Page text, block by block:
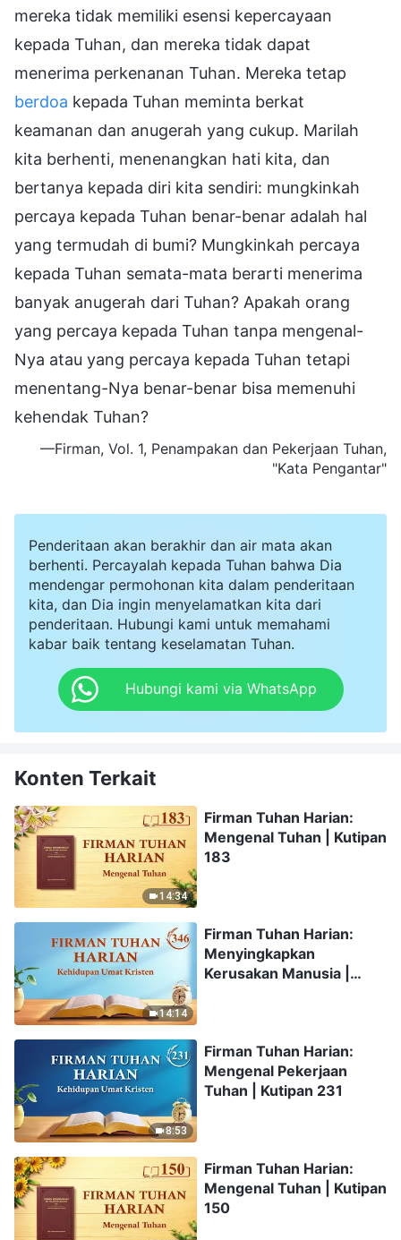
mereka tidak memiliki esensi kepercayaan
kepada Tuhan, dan mereka tidak dapat
menerima perkenanan Tuhan. Mereka tetap
berdoa kepada Tuhan meminta berkat
keamanan dan anugerah yang cukup. Marilah
kita berhenti, menenangkan hati kita, dan
bertanya kepada diri kita sendiri: mungkinkah
percaya kepada Tuhan benar-benar adalah hal
yang termudah di bumi? Mungkinkah percaya
kepada Tuhan semata-mata berarti menerima
banyak anugerah dari Tuhan? Apakah orang
yang percaya kepada Tuhan tanpa mengenal-
Nya atau yang percaya kepada Tuhan tetapi
menentang-Nya benar-benar bisa memenuhi
kehendak Tuhan?
—Firman, Vol. 1, Penampakan dan Pekerjaan Tuhan,
"Kata Pengantar"
Penderitaan akan berakhir dan air mata akan
berhenti. Percayalah kepada Tuhan bahwa Dia
mendengar permohonan kita dalam penderitaan
kita, dan Dia ingin menyelamatkan kita dari
penderitaan. Hubungi kami untuk memahami
kabar baik tentang keselamatan Tuhan.
Hubungi kami via WhatsApp
Konten Terkait
14:34
Firman Tuhan Harian:
Mengenal Tuhan | Kutipan
183
14:14
Firman Tuhan Harian:
Menyingkapkan
Kerusakan Manusia |
8:53
Firman Tuhan Harian:
Mengenal Pekerjaan
Tuhan | Kutipan 231
Firman Tuhan Harian:
Mengenal Tuhan | Kutipan
150